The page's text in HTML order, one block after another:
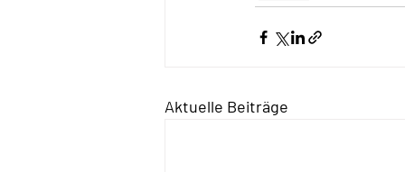
Aktuelle Beiträge